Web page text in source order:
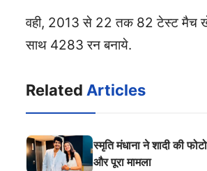
वही, 2013 से 22 तक 82 टेस्ट मैच
साथ 4283 रन बनाये.
Related Articles
स्मृति मंधाना ने शादी की
और पूरा मामला